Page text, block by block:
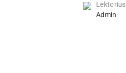
Lektorius
Admin